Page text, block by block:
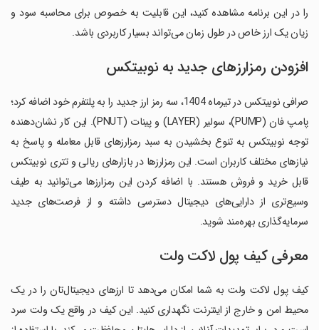
را در این برنامه مشاهده کنید، این قابلیت به خصوص برای محاسبه سود و
زیان یک ارز خاص در طول زمان می‌تواند بسیار کاربردی باشد.
افزودن رمزارزهای جدید به نوبیتکس
صرافی نوبیتکس در تیرماه 1404، سه رمز ارز جدید را به پلتفرم خود اضافه کرد؛
پامپ فان (PUMP)، سولیر (LAYER) و پینات (PNUT). این کار نشان‌دهنده
توجه نوبیتکس به تنوع بخشیدن به سبد رمزارزهای قابل معامله و پاسخ به
نیازهای مختلف کاربران است. این رمزارزها در بازارهای ریالی و تتری نوبیتکس
قابل خرید و فروش هستند. با اضافه کردن این رمزارزها می‌توانید به طیف
وسیع‌تری از دارایی‌های دیجیتال دسترسی داشته و از فرصت‌های جدید
سرمایه‌گذاری بهره‌مند شوید.
معرفی کیف پول لاکت ولت
کیف پول لاکت ولت به شما امکان می‌دهد تا ارزهای دیجیتال‌تان را در یک
محیط امن و خارج از اینترنت نگهداری کنید. این کیف در واقع یک ولت سرد